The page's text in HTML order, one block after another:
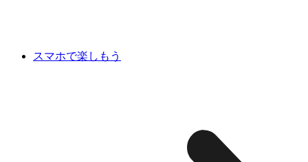
スマホで楽しもう